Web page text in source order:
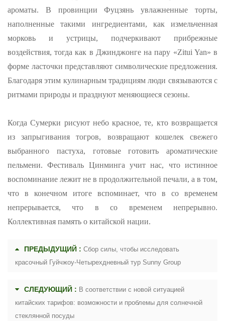
ароматы. В провинции Фуцзянь увлажненные торты,
наполненные такими ингредиентами, как измельченная
морковь и устрицы, подчеркивают прибрежные
воздействия, тогда как в Джинджонге на пару «Zitui Yan» в
форме ласточки представляют символические предложения.
Благодаря этим кулинарным традициям люди связываются с
ритмами природы и празднуют меняющиеся сезоны.
Когда Сумерки рисуют небо красное, те, кто возвращается
из запрыгивания тогров, возвращают кошелек свежего
выбранного пастуха, готовые готовить ароматические
пельмени. Фестиваль Цинминга учит нас, что истинное
воспоминание лежит не в продолжительной печали, а в том,
что в конечном итоге вспоминает, что в со временем
непрерывается, что в со временем непрерывно.
Коллективная память о китайской нации.
ПРЕДЫДУЩИЙ : Сбор силы, чтобы исследовать
красочный Гуйчжоу-Четырехдневный тур Sunny Group
СЛЕДУЮЩИЙ : В соответствии с новой ситуацией
китайских тарифов: возможности и проблемы для солнечной
стеклянной посуды